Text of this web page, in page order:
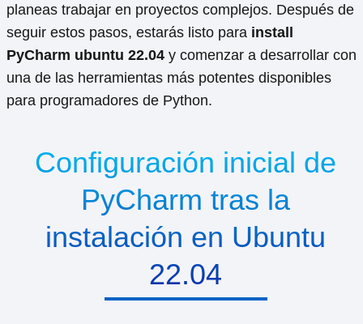
planeas trabajar en proyectos complejos. Después de
seguir estos pasos, estarás listo para install
PyCharm ubuntu 22.04 y comenzar a desarrollar con
una de las herramientas más potentes disponibles
para programadores de Python.
Configuración inicial de
PyCharm tras la
instalación en Ubuntu
22.04